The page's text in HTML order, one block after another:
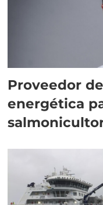
Proveedor
energética